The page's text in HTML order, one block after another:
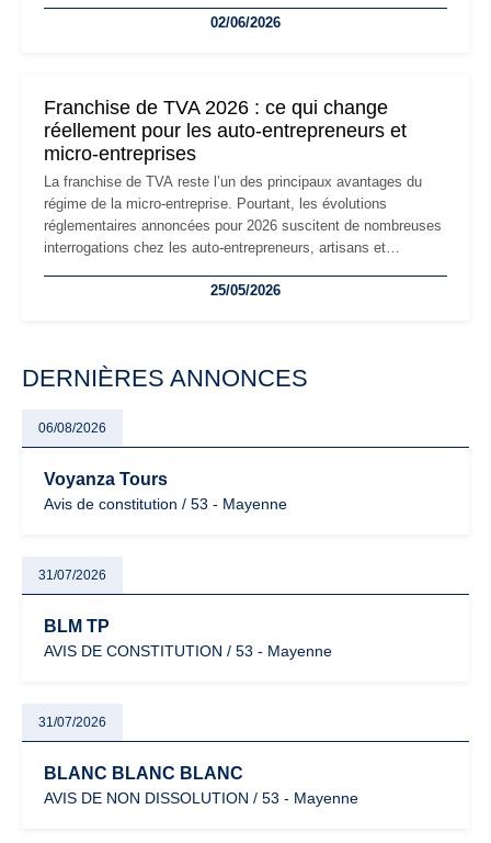
les auto-entrepreneurs devront s'adapter à un environnement
02/06/2026
Franchise de TVA 2026 : ce qui change
réellement pour les auto-entrepreneurs et
micro-entreprises
La franchise de TVA reste l’un des principaux avantages du
régime de la micro-entreprise. Pourtant, les évolutions
réglementaires annoncées pour 2026 suscitent de nombreuses
interrogations chez les auto-entrepreneurs, artisans et
facturation ou risque de bascule vers la TVA : les règles
25/05/2026
DERNIÈRES ANNONCES
06/08/2026
Voyanza Tours
Avis de constitution / 53 - Mayenne
31/07/2026
BLM TP
AVIS DE CONSTITUTION / 53 - Mayenne
31/07/2026
BLANC BLANC BLANC
AVIS DE NON DISSOLUTION / 53 - Mayenne